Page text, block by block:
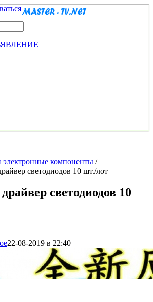
электронные компоненты /
светодиодов 10 шт./лот
светодиодов 10
22-08-2019 в 22:40